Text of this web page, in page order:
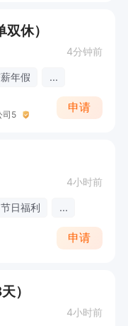
休）
4分钟前
年假 ...
司5
申请
4小时前
节日福利 ...
申请
）
4小时前